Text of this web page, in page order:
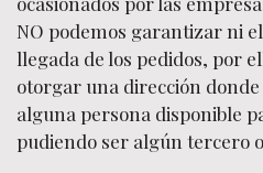
NO podemos garantizar ni
llegada de los pedidos, por
otorgar una dirección
alguna persona disponible
pudiendo ser algún tercero